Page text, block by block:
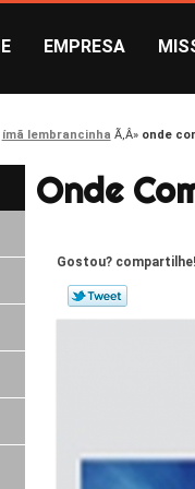
EMPRESA
ímã lembrancinha onde
Onde
Gostou? compartilhe!